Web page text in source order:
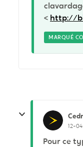
< http://
MARQUÉ
12-
Pour ce